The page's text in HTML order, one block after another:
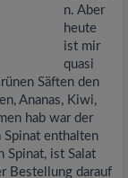
n. Aber
heute
ist mir
quasi
Säften den
Ananas, Kiwi,
hab war der
Spinat enthalten
Spinat, ist Salat
Bestellung darauf